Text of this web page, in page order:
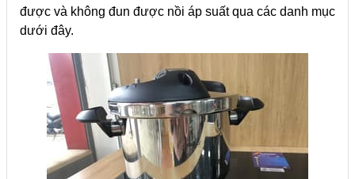
được và không đun được nồi áp suất qua các danh mục
dưới đây.